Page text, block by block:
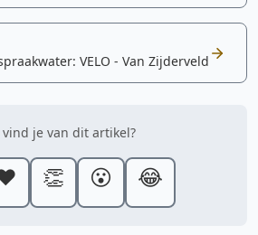
VELO - Van Zijderveld
vind je van dit artikel?
👏 😮 😂